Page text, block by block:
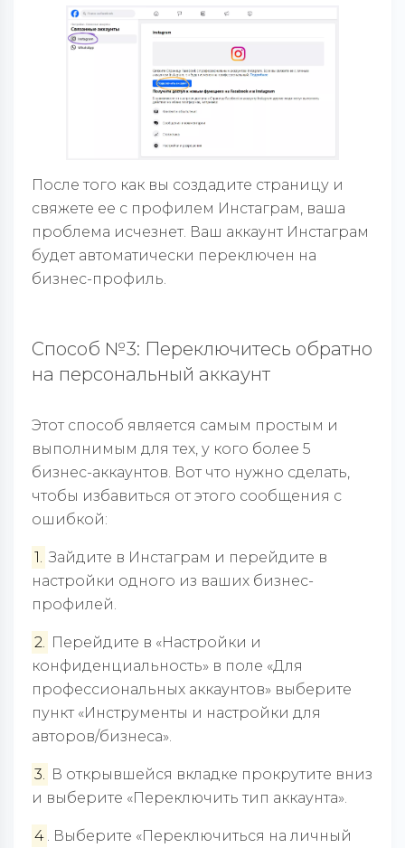
После того как вы создадите страницу и
свяжете ее с профилем Инстаграм, ваша
проблема исчезнет. Ваш аккаунт Инстаграм
будет автоматически переключен на
бизнес-профиль.
Способ №3: Переключитесь обратно
на персональный аккаунт
Этот способ является самым простым и
выполнимым для тех, у кого более 5
бизнес-аккаунтов. Вот что нужно сделать,
чтобы избавиться от этого сообщения с
ошибкой:
1. Зайдите в Инстаграм и перейдите в
настройки одного из ваших бизнес-
профилей.
2. Перейдите в «Настройки и
конфиденциальность» в поле «Для
профессиональных аккаунтов» выберите
пункт «Инструменты и настройки для
авторов/бизнеса».
3. В открывшейся вкладке прокрутите вниз
и выберите «Переключить тип аккаунта».
4 . Выберите «Переключиться на личный